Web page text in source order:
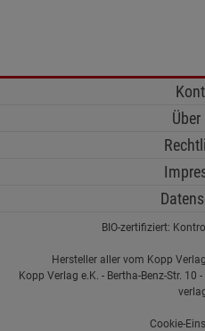
BIO-zertifiziert:
Hersteller aller vom Kopp
Kopp Verlag e.K. - Bertha-Benz-Str.
Cookie-